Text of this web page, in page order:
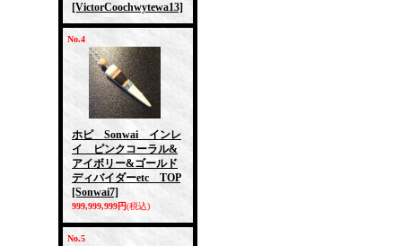
[VictorCoochwytewa13]
No.4
ホピ Sonwai インレ
イ ピンクコーラル&
アイボリー&ゴールド
ディバイダーetc TOP
[Sonwai7]
999,999,999円(税込)
No.5